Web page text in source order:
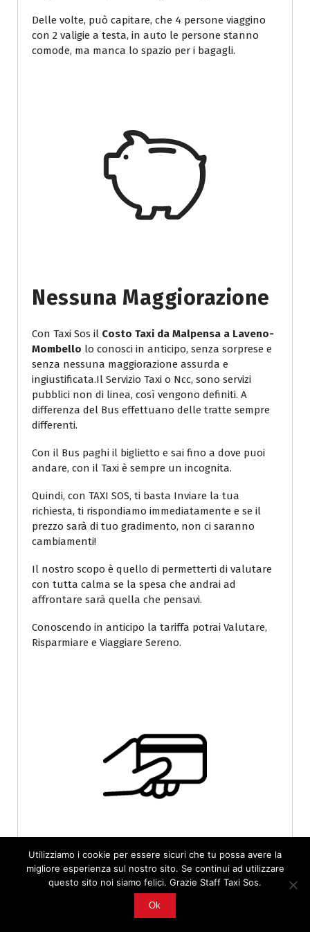
Delle volte, può capitare, che 4 persone viaggino
con 2 valigie a testa, in auto le persone stanno
comode, ma manca lo spazio per i bagagli.
Nessuna Maggiorazione
Con Taxi Sos il Costo Taxi da Malpensa a Laveno-
Mombello lo conosci in anticipo, senza sorprese e
senza nessuna maggiorazione assurda e
ingiustificata.Il Servizio Taxi o Ncc, sono servizi
pubblici non di linea, così vengono definiti. A
differenza del Bus effettuano delle tratte sempre
differenti.
Con il Bus paghi il biglietto e sai fino a dove puoi
andare, con il Taxi è sempre un incognita.
Quindi, con TAXI SOS, ti basta Inviare la tua
richiesta, ti rispondiamo immediatamente e se il
prezzo sarà di tuo gradimento, non ci saranno
cambiamenti!
Il nostro scopo è quello di permetterti di valutare
con tutta calma se la spesa che andrai ad
affrontare sarà quella che pensavi.
Conoscendo in anticipo la tariffa potrai Valutare,
Risparmiare e Viaggiare Sereno.
Modalità Di Pagamento
Utilizziamo i cookie per essere sicuri che tu possa avere la
migliore esperienza sul nostro sito. Se continui ad utilizzare
questo sito noi siamo felici. Grazie Staff Taxi Sos.
Ok